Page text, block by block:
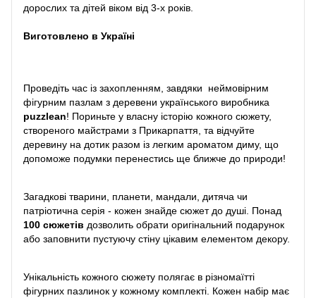
дорослих та дітей віком від 3-х років.
Виготовлено в Україні
Проведіть час із захопленням, завдяки неймовірним
фігурним пазлам з деревени українського виробника
puzzlean! Пориньте у власну історію кожного сюжету,
створеного майстрами з Прикарпаття, та відчуйте
деревину на дотик разом із легким ароматом диму, що
допоможе подумки перенестись ще ближче до природи!
Загадкові тварини, планети, мандали, дитяча чи
патріотична серія - кожен знайде сюжет до душі. Понад
100 сюжетів дозволить обрати оригінальний подарунок
або заповнити пустуючу стіну цікавим елементом декору.
Унікальність кожного сюжету полягає в різномаїтті
фігурних пазлинок у кожному комплекті. Кожен набір має